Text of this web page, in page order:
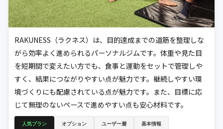
RAKUNESS（ラクネス）は、目的達成までの道筋を整理しな
がら効率よく進められるパーソナルジムです。体重や見た目
を短期間で変えたい方でも、食事と運動をセットで管理しや
すく、結果につながりやすい点が魅力です。継続しやすい環
境づくりにも配慮されている点が魅力です。また、目標に応
じて無理のないペースで進めやすい点も安心材料です。
人気プラン オプション ユーザー層 基本情報